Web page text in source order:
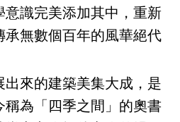
意識完美添加其中，重新
承無數個百年的風華絕代
出來的建築美集大成，是
稱為「四季之間」的奧書